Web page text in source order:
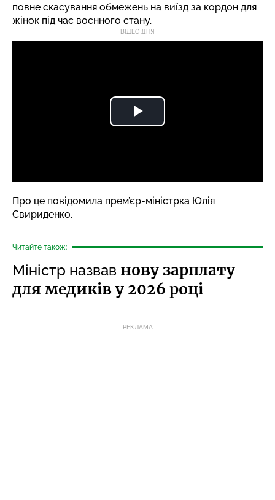
повне скасування обмежень на виїзд за кордон для
жінок під час воєнного стану.
ВІДЕО ДНЯ
Про це повідомила прем’єр-міністрка Юлія
Свириденко.
Читайте також:
Міністр назвав нову зарплату
для медиків у 2026 році
РЕКЛАМА